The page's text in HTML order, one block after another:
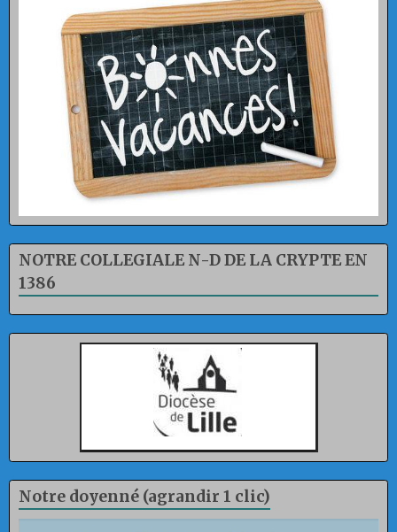
NOTRE COLLEGIALE N-D DE LA CRYPTE EN
1386
Notre doyenné (agrandir 1 clic)